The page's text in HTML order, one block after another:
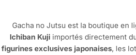
Gacha no Jutsu est la boutique en
Ichiban Kujiimportés directement
figurines exclusives japonaises, les